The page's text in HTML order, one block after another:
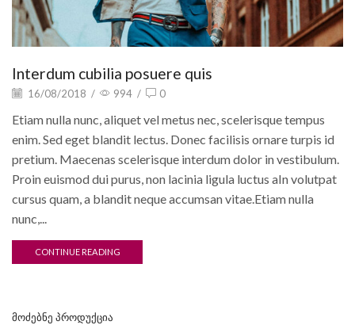
Interdum cubilia posuere quis
16/08/2018 / 994 / 0
Etiam nulla nunc, aliquet vel metus nec, scelerisque tempus
enim. Sed eget blandit lectus. Donec facilisis ornare turpis id
pretium. Maecenas scelerisque interdum dolor in vestibulum.
Proin euismod dui purus, non lacinia ligula luctus aIn volutpat
cursus quam, a blandit neque accumsan vitae.Etiam nulla
nunc,...
CONTINUE READING
ᲛᲝᲫᲔᲑᲜᲔ ᲞᲠᲝᲓᲣᲥᲪᲘᲐ